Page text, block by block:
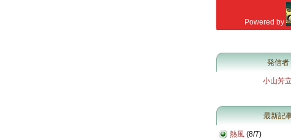
発信者
小山芳立
最新記
熱風 (8/7)